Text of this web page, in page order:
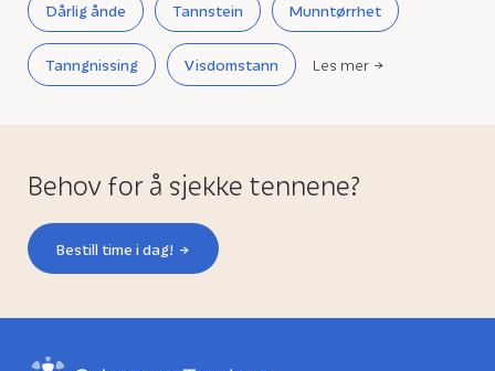
Dårlig ånde Tannstein Munntørrhet
Tanngnissing Visdomstann Les mer
Behov for å sjekke tennene?
Bestill time i dag!